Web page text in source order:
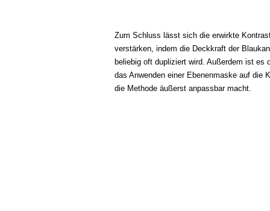
Zum Schluss lässt sich die erwirkte
verstärken, indem die Deckkraft der
beliebig oft dupliziert wird. Außerdem ist es
das Anwenden einer Ebenenmaske auf die
die Methode äußerst anpassbar macht.